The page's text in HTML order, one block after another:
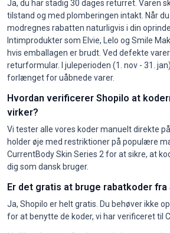
Ja, du har stadig 30 dages returret. Varen
tilstand og med plomberingen intakt. Når
modregnes rabatten naturligvis i din
Intimprodukter som Elvie, Lelo og Smile
hvis emballagen er brudt. Ved defekte
returformular. I juleperioden (1. nov - 31.
forlænget for uåbnede varer.
Hvordan verificerer Shopilo at
virker?
Vi tester alle vores koder manuelt direkte
holder øje med restriktioner på populære
CurrentBody Skin Series 2 for at sikre, at
dig som dansk bruger.
Er det gratis at bruge rabatkoder fra
Ja, Shopilo er helt gratis. Du behøver ikke
for at benytte de koder, vi har verificeret til